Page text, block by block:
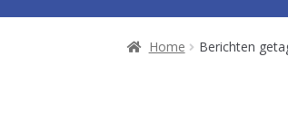
Home Berichten